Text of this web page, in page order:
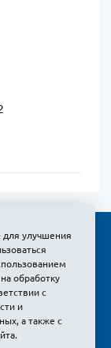
улучшения
обработку
с
и
, а также с